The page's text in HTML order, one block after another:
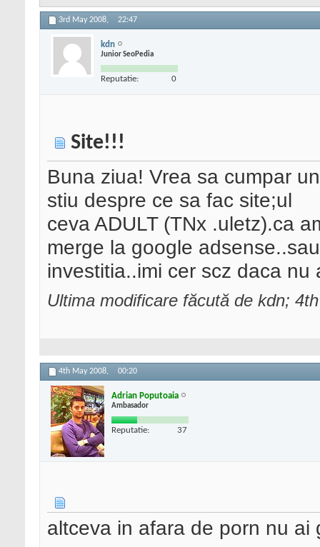
3rd May 2008, 22:47
kdn
Junior SeoPedia
Reputatie: 0
Site!!!
Buna ziua! Vrea sa cumpar
stiu despre ce sa fac site;ul
ceva ADULT (TNx .uletz).ca
merge la google
investitia..imi cer scz daca
Ultima modificare făcută de kdn;
4th May 2008, 00:20
Adrian Poputoaia
Ambasador
Reputatie: 37
altceva in afara de porn nu ai